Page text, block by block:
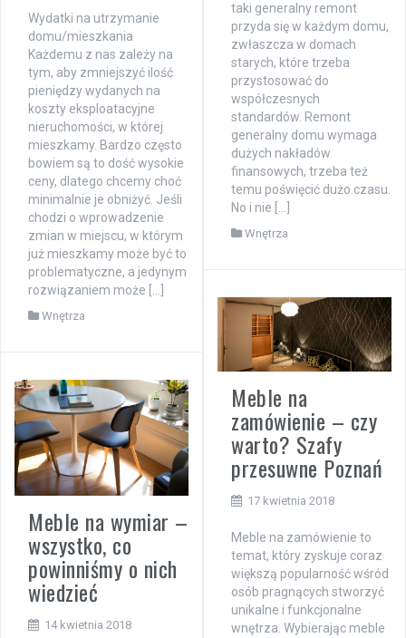
taki generalny remont
przyda się w każdym domu,
zwłaszcza w domach
starych, które trzeba
przystosować do
współczesnych
standardów. Remont
generalny domu wymaga
dużych nakładów
finansowych, trzeba też
temu poświęcić dużo czasu.
No i nie […]
Wnętrza
Wydatki na utrzymanie
domu/mieszkania
Każdemu z nas zależy na
tym, aby zmniejszyć ilość
pieniędzy wydanych na
koszty eksploatacyjne
nieruchomości, w której
mieszkamy. Bardzo często
bowiem są to dość wysokie
ceny, dlatego chcemy choć
minimalnie je obniżyć. Jeśli
chodzi o wprowadzenie
zmian w miejscu, w którym
już mieszkamy może być to
problematyczne, a jedynym
rozwiązaniem może […]
Wnętrza
Meble na
zamówienie – czy
warto? Szafy
przesuwne Poznań
17 kwietnia 2018
Meble na zamówienie to
temat, który zyskuje coraz
większą popularność wśród
osób pragnących stworzyć
unikalne i funkcjonalne
wnętrza. Wybierając meble
Meble na wymiar –
wszystko, co
powinniśmy o nich
wiedzieć
14 kwietnia 2018